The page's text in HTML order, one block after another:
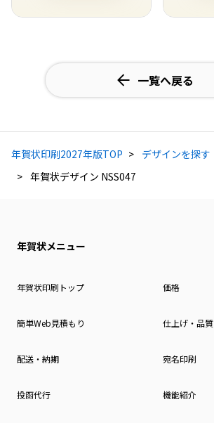
一覧へ戻る
年賀状印刷2027年版TOP
デザインを探す
年賀状デザイン NSS047
年賀状メニュー
年賀状印刷トップ 価格
簡単Web見積もり 仕上げ・品質
配送・納期 宛名印刷
投函代行 機能紹介